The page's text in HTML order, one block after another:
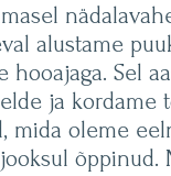
alustame
hooajaga. Sel
ja kordame
mida oleme
õppinud.